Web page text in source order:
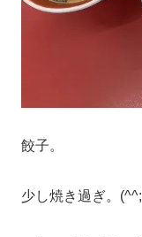
餃子。
少し焼き過ぎ。(^^;